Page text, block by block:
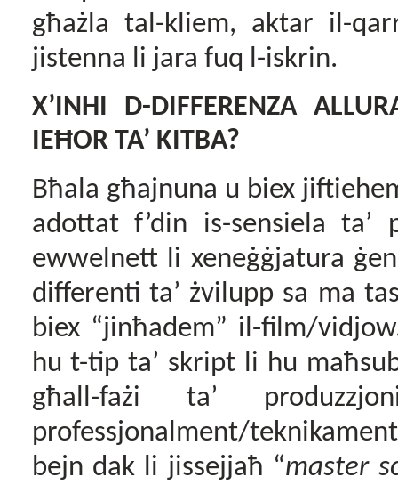
għażla tal-kliem, aktar il-
jistenna li jara fuq l-iskrin.
X’INHI D-DIFFERENZA
IEĦOR TA’ KITBA?
Bħala għajnuna u biex
adottat f’din is-sensiela
ewwelnett li xeneġġjatura
differenti ta’ żvilupp sa ma
biex “jinħadem” il-film/
hu t-tip ta’ skript li hu
għall-fażi ta’
professjonalment/
bejn dak li jissejjaħ “master